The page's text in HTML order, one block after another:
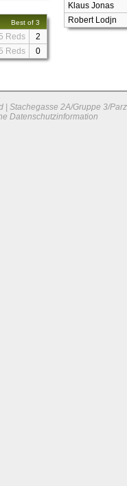
Best of 3
Reds
2
Reds 0
Klaus Jonas
Robert Lodjn
Stachegasse 2A/Gruppe 3/
Datenschutzinformation